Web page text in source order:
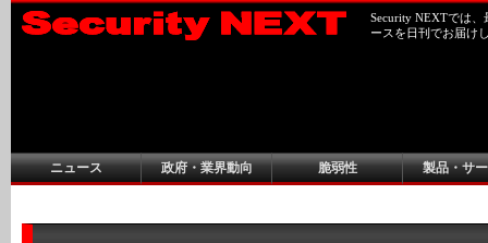
Security NEXTでは
ースを日刊でお届け
ニュース 政府・業界動向 脆弱性 製品・サ